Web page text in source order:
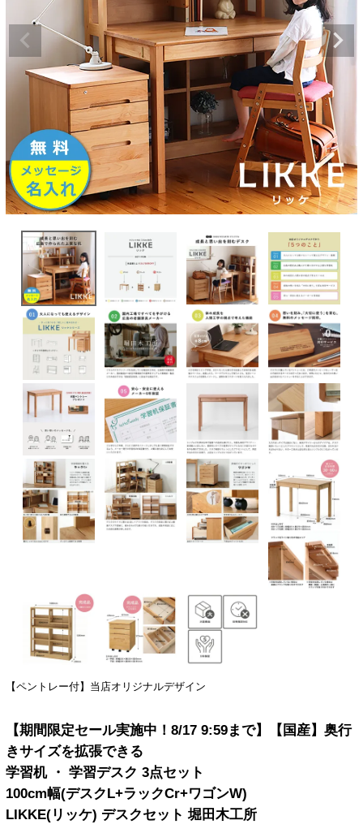
【ペントレー付】当店オリジナルデザイン
【期間限定セール実施中！8/17 9:59まで】【国産】奥行
きサイズを拡張できる
学習机 ・ 学習デスク 3点セット
100cm幅(デスクL+ラックCr+ワゴンW)
LIKKE(リッケ) デスクセット 堀田木工所